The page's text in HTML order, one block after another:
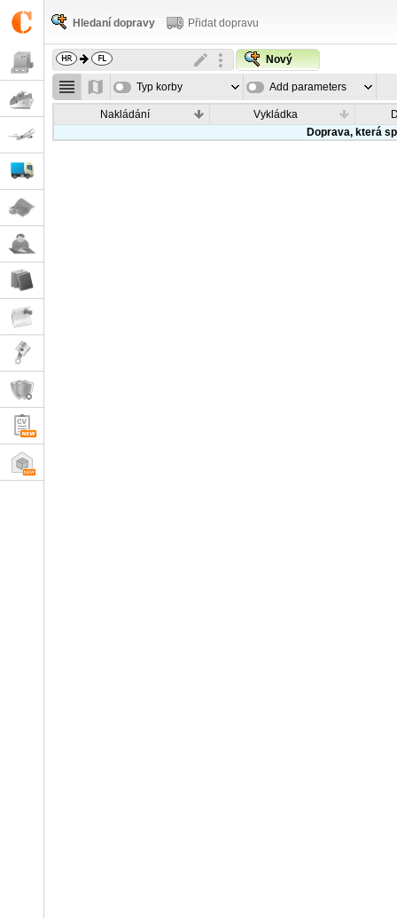
Hledaní dopravy Přidat dopravu
Nový
Typ korby Add parameters
Nakládání Vykládka
Doprava, která